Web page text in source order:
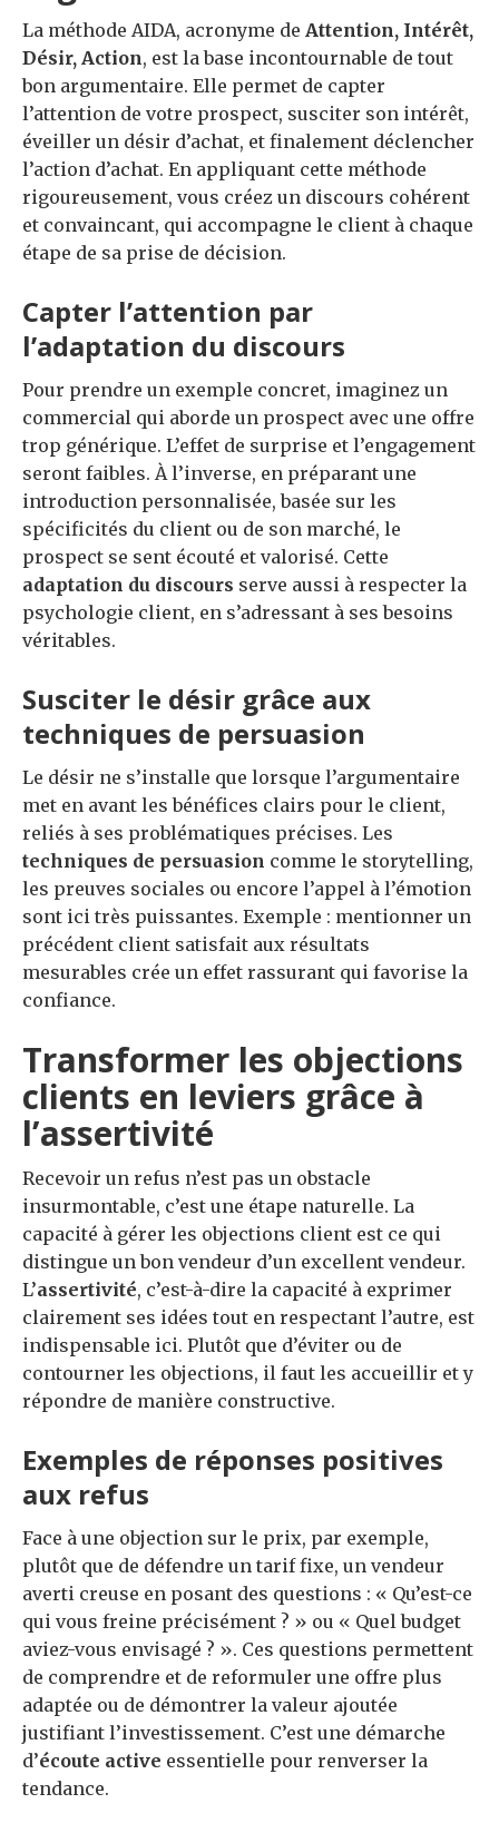
La méthode AIDA, acronyme de Attention, Intérêt,
Désir, Action, est la base incontournable de tout
bon argumentaire. Elle permet de capter
l’attention de votre prospect, susciter son intérêt,
éveiller un désir d’achat, et finalement déclencher
l’action d’achat. En appliquant cette méthode
rigoureusement, vous créez un discours cohérent
et convaincant, qui accompagne le client à chaque
étape de sa prise de décision.
Capter l’attention par
l’adaptation du discours
Pour prendre un exemple concret, imaginez un
commercial qui aborde un prospect avec une offre
trop générique. L’effet de surprise et l’engagement
seront faibles. À l’inverse, en préparant une
introduction personnalisée, basée sur les
spécificités du client ou de son marché, le
prospect se sent écouté et valorisé. Cette
adaptation du discours serve aussi à respecter la
psychologie client, en s’adressant à ses besoins
véritables.
Susciter le désir grâce aux
techniques de persuasion
Le désir ne s’installe que lorsque l’argumentaire
met en avant les bénéfices clairs pour le client,
reliés à ses problématiques précises. Les
techniques de persuasion comme le storytelling,
les preuves sociales ou encore l’appel à l’émotion
sont ici très puissantes. Exemple : mentionner un
précédent client satisfait aux résultats
mesurables crée un effet rassurant qui favorise la
confiance.
Transformer les objections
clients en leviers grâce à
l’assertivité
Recevoir un refus n’est pas un obstacle
insurmontable, c’est une étape naturelle. La
capacité à gérer les objections client est ce qui
distingue un bon vendeur d’un excellent vendeur.
L’assertivité, c’est-à-dire la capacité à exprimer
clairement ses idées tout en respectant l’autre, est
indispensable ici. Plutôt que d’éviter ou de
contourner les objections, il faut les accueillir et y
répondre de manière constructive.
Exemples de réponses positives
aux refus
Face à une objection sur le prix, par exemple,
plutôt que de défendre un tarif fixe, un vendeur
averti creuse en posant des questions : « Qu’est-ce
qui vous freine précisément ? » ou « Quel budget
aviez-vous envisagé ? ». Ces questions permettent
de comprendre et de reformuler une offre plus
adaptée ou de démontrer la valeur ajoutée
justifiant l’investissement. C’est une démarche
d’écoute active essentielle pour renverser la
tendance.